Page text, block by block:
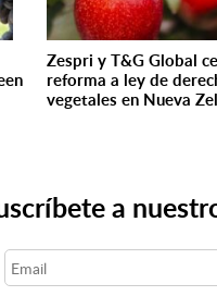
Zespri y T&G Global
reforma a ley de
vegetales en Nueva
a